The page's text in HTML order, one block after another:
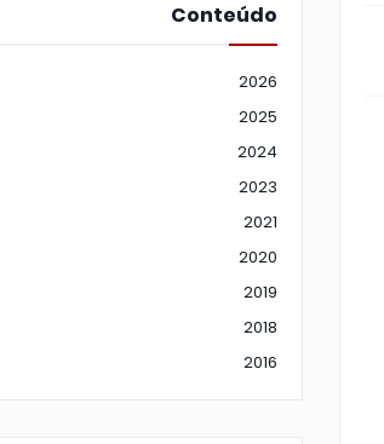
Conteúdo
2026
2025
2024
2023
2021
2020
2019
2018
2016